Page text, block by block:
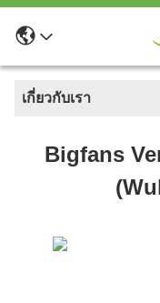
เกี่ยวกับเรา
Bigfans